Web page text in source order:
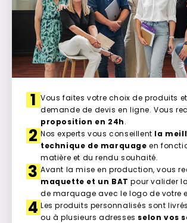
1 Vous faites votre choix de produits
demande de devis en ligne. Vous
proposition en 24h.
2 Nos experts vous conseillent la
technique de marquage en
matière et du rendu souhaité.
3 Avant la mise en production, vous
maquette et un BAT pour valider
de marquage avec le logo de votre
4 Les produits personnalisés sont
ou à plusieurs adresses selon vos